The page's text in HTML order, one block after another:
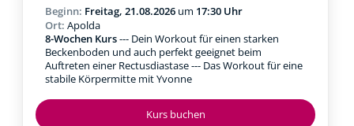
Kurs buchen
Beginn: Freitag, 21.08.2026 um 17:30 Uhr
Ort: Apolda
8-Wochen Kurs--- Dein Workout für einen starken
Beckenboden und auch perfekt geeignet beim
Auftreten einer Rectusdiastase --- Das Workout für eine
stabile Körpermitte mit Yvonne